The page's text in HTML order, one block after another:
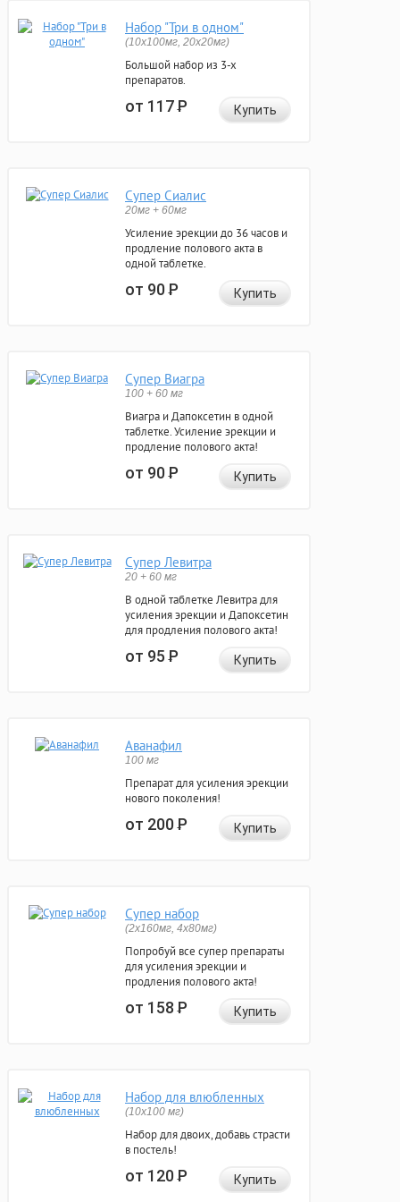
Набор "Три в одном"
(10x100мг, 20x20мг)
Большой набор из 3-х
препаратов.
от 117Р Купить
Супер Сиалис
20мг + 60мг
Усиление эрекции до 36 часов и
продление полового акта в
одной таблетке.
от 90Р Купить
Супер Виагра
100 + 60 мг
Виагра и Дапоксетин в одной
таблетке. Усиление эрекции и
продление полового акта!
от 90Р Купить
Супер Левитра
20 + 60 мг
В одной таблетке Левитра для
усиления эрекции и Дапоксетин
для продления полового акта!
от 95Р Купить
Аванафил
100 мг
Препарат для усиления эрекции
нового поколения!
от 200Р Купить
Супер набор
(2х160мг, 4х80мг)
Попробуй все супер препараты
для усиления эрекции и
продления полового акта!
от 158Р Купить
Набор для влюбленных
(10х100 мг)
Набор для двоих, добавь страсти
в постель!
от 120Р Купить